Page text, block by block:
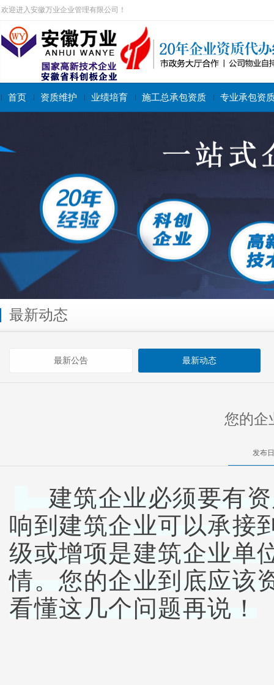
欢迎进入安徽万业企业管理有限公司！
首页 资质维护 业绩培育 施工总承包资质 专业承包资
搜索关键字： 施工总承包资质 专业承包资质 施工劳务资质
最新动态
最新公告 最新动态
您的企
发布
建筑企业必须要有
响到建筑企业可以承接
级或增项是建筑企业单
情。您的企业到底应该
看懂这几个问题再说！